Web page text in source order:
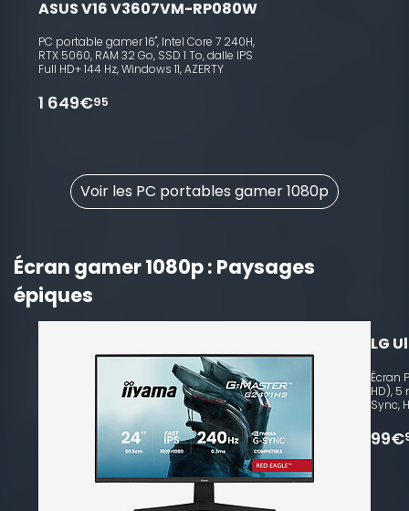
ASUS V16 V3607VM-RP080W
PC portable gamer 16", Intel Core 7 240H,
RTX 5060, RAM 32 Go, SSD 1 To, dalle IPS
Full HD+ 144 Hz, Windows 11, AZERTY
1 649€95
Voir les PC portables gamer 1080p
Écran gamer 1080p : Paysages
épiques
LG
Écran
HD), 5
Sync,
99€